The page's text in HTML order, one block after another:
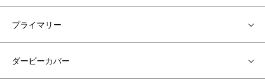
プライマリー
ダービーカバー